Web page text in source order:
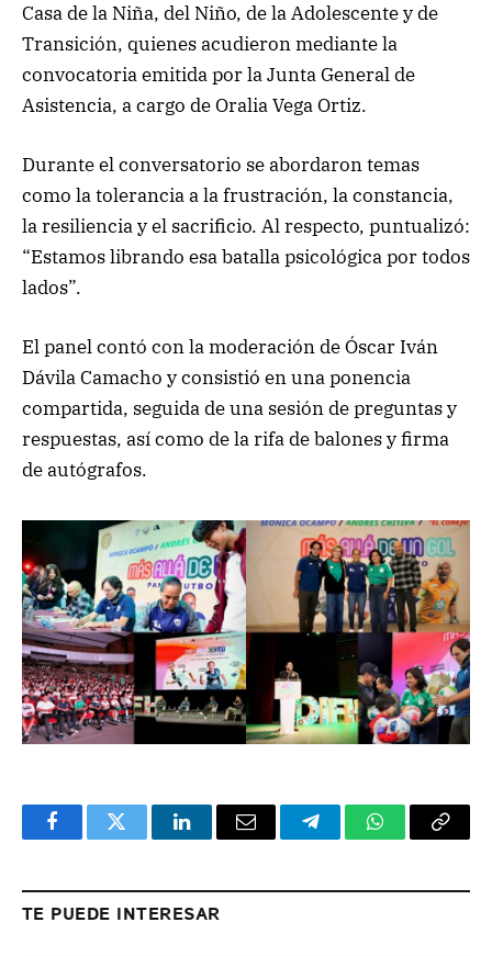
Casa de la Niña, del Niño, de la Adolescente y de
Transición, quienes acudieron mediante la
convocatoria emitida por la Junta General de
Asistencia, a cargo de Oralia Vega Ortiz.
Durante el conversatorio se abordaron temas
como la tolerancia a la frustración, la constancia,
la resiliencia y el sacrificio. Al respecto, puntualizó:
“Estamos librando esa batalla psicológica por todos
lados”.
El panel contó con la moderación de Óscar Iván
Dávila Camacho y consistió en una ponencia
compartida, seguida de una sesión de preguntas y
respuestas, así como de la rifa de balones y firma
de autógrafos.
FacebookTwitter LinkedInEmail TelegramWhatsApp
Copy
TE PUEDE INTERESAR